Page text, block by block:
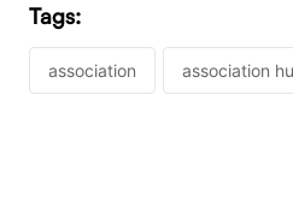
Tags:
association association